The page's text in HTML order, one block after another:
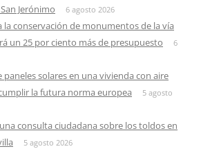
Jerónimo
6 agosto 2026
conservación de monumentos de la vía
un 25 por ciento más de presupuesto
6
solares en una vivienda con aire
la futura norma europea
5 agosto
consulta ciudadana sobre los toldos en
5 agosto 2026